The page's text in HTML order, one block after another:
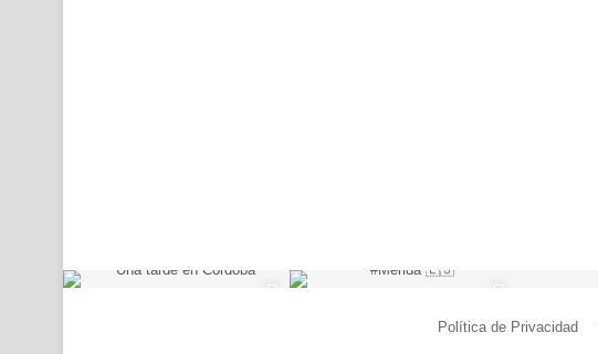
Política de Privacidad